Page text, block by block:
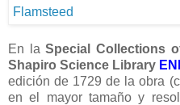
En laSpecial Collections
Shapiro Science Library
edición de 1729 de la obra
en el mayor tamaño y